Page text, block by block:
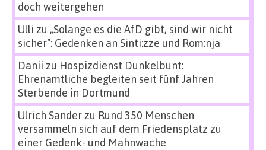
doch weitergehen
Ulli zu „Solange es die AfD gibt, sind wir nicht
sicher“: Gedenken an Sinti:zze und Rom:nja
Danii zu Hospizdienst Dunkelbunt:
Ehrenamtliche begleiten seit fünf Jahren
Sterbende in Dortmund
Ulrich Sanderzu Rund 350 Menschen
versammeln sich auf dem Friedensplatz zu
einer Gedenk- und Mahnwache